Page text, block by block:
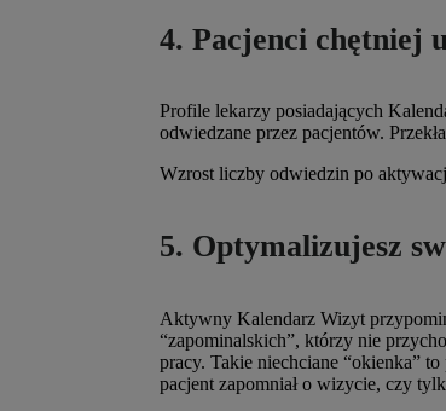
4. Pacjenci chętniej
Profile lekarzy posiadających
odwiedzane przez pacjentów.
Wzrost liczby odwiedzin po
5. Optymalizujesz
Aktywny Kalendarz Wizyt
“zapominalskich”, którzy nie
pracy. Takie niechciane “okienka”
pacjent zapomniał o wizycie, czy